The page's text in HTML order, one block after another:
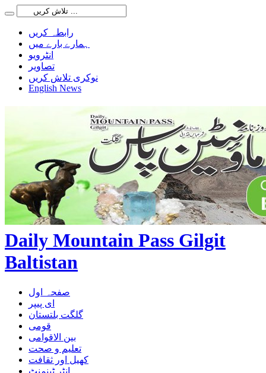
رابطہ کریں
ہمارے بارے میں
انٹرویو
تصاویر
نوکری تلاش کریں
English News
Daily Mountain Pass Gilgit
Baltistan
صفحہ اول
ای پیپر
گلگت بلتستان
قومی
بین الاقوامی
تعلیم و صحت
کھیل اور ثقافت
انٹر ٹینمنٹ